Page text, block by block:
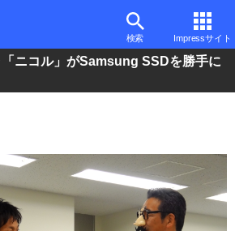
検索 Impressサイト
ニコル」がSamsung SSDを勝手に